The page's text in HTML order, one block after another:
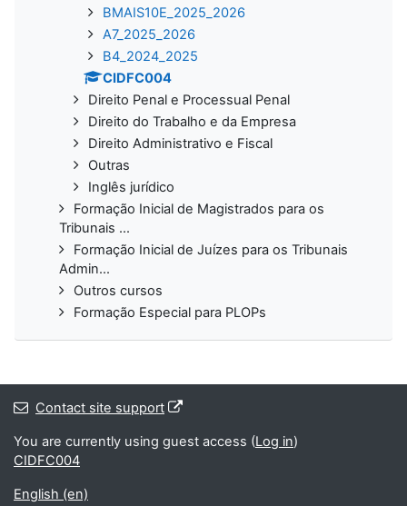
BMAIS10E_2025_2026
A7_2025_2026
B4_2024_2025
CIDFC004
Direito Penal e Processual Penal
Direito do Trabalho e da Empresa
Direito Administrativo e Fiscal
Outras
Inglês jurídico
Formação Inicial de Magistrados para os
Tribunais ...
Formação Inicial de Juízes para os Tribunais
Admin...
Outros cursos
Formação Especial para PLOPs
Contact site support
You are currently using guest access (Log in)
CIDFC004
English ‎(en)‎